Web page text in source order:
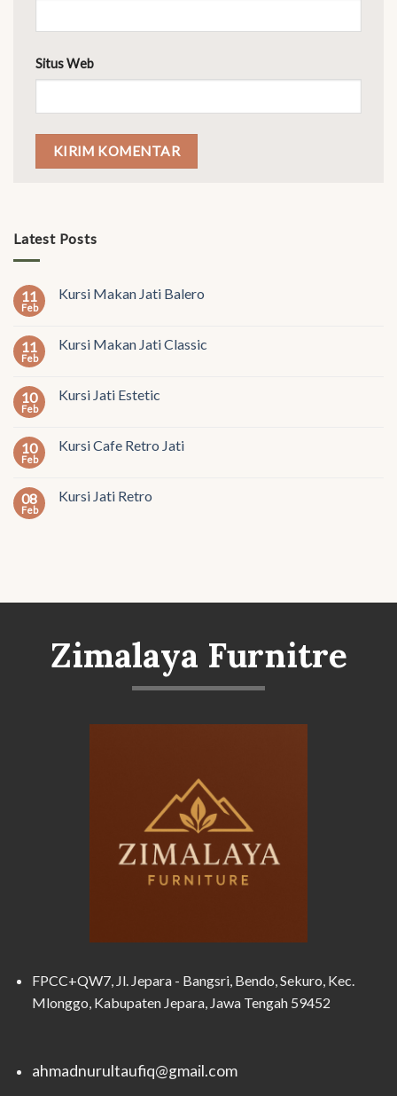
Situs Web
Latest Posts
11
Feb
Kursi Makan Jati Balero
11
Feb
Kursi Makan Jati Classic
10
Feb
Kursi Jati Estetic
10
Feb
Kursi Cafe Retro Jati
08
Feb
Kursi Jati Retro
Zimalaya Furnitre
FPCC+QW7, Jl. Jepara - Bangsri, Bendo, Sekuro, Kec.
Mlonggo, Kabupaten Jepara, Jawa Tengah 59452
ahmadnurultaufiq@gmail.com